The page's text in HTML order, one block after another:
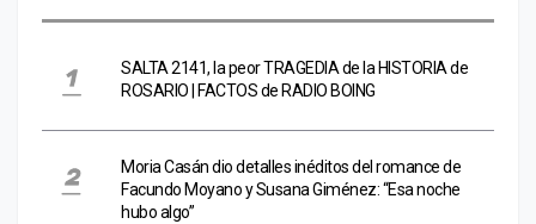
SALTA 2141, la peor TRAGEDIA de la HISTORIA de
ROSARIO | FACTOS de RADIO BOING
Moria Casán dio detalles inéditos del romance de
Facundo Moyano y Susana Giménez: “Esa noche
hubo algo”